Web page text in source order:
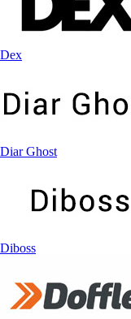
Dex
Diar Ghost
Diboss